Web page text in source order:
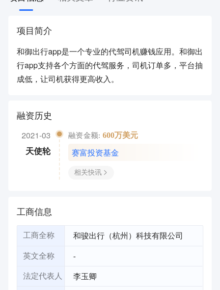
项目简介
和御出行app是一个专业的代驾司机赚钱应用。和御出
行app支持各个方面的代驾服务，司机订单多，平台抽
成低，让司机获得更高收入。
融资历史
2021-03
天使轮
融资金额: 600万美元
赛富投资基金
相关快讯
工商信息
工商全称 和骏出行（杭州）科技有限公司
英文全称 -
法定代表人 李玉卿